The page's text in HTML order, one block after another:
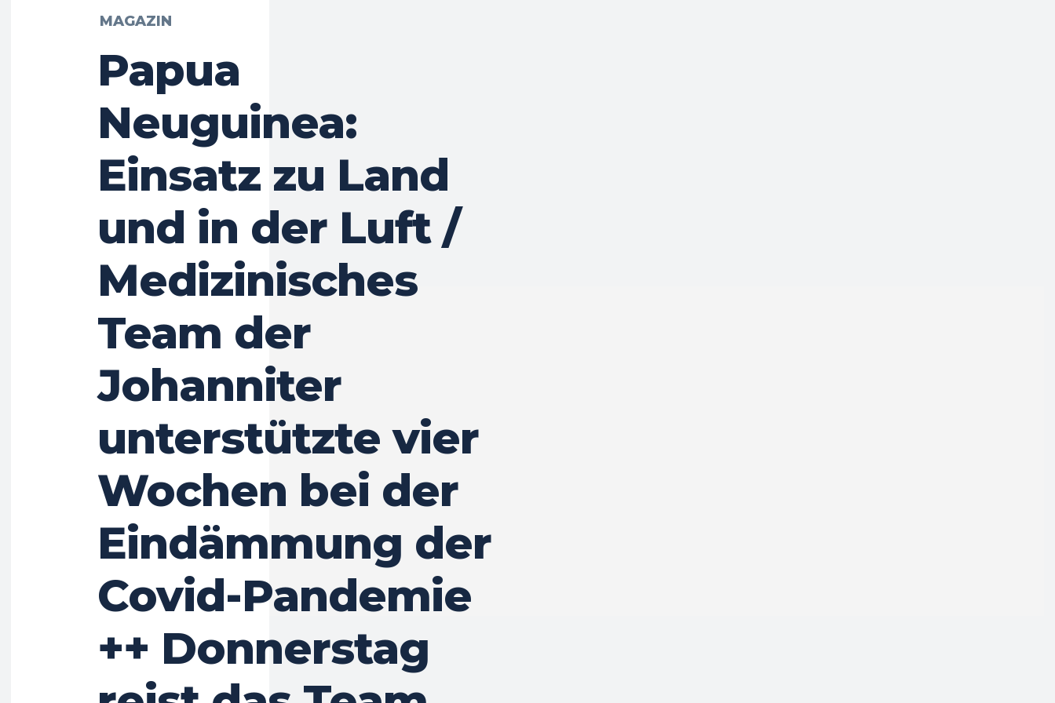
MAGAZIN
Papua
Neuguinea:
Einsatz zu Land
und in der Luft /
Medizinisches
Team der
Johanniter
unterstützte vier
Wochen bei der
Eindämmung der
Covid-Pandemie
++ Donnerstag